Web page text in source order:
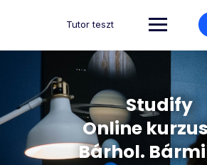
Tutor teszt
Studify
Online
Bárhol.